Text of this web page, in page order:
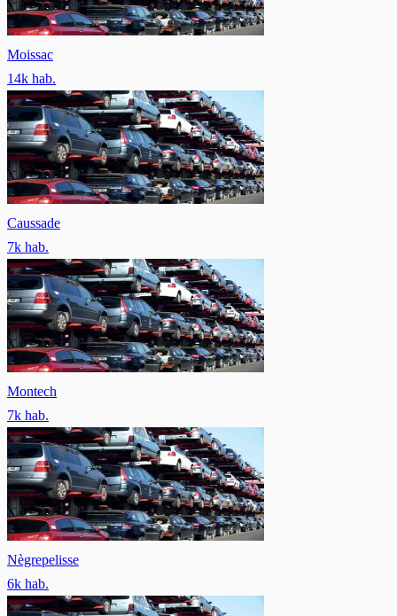
Moissac
14k hab.
Caussade
7k hab.
Montech
7k hab.
Nègrepelisse
6k hab.